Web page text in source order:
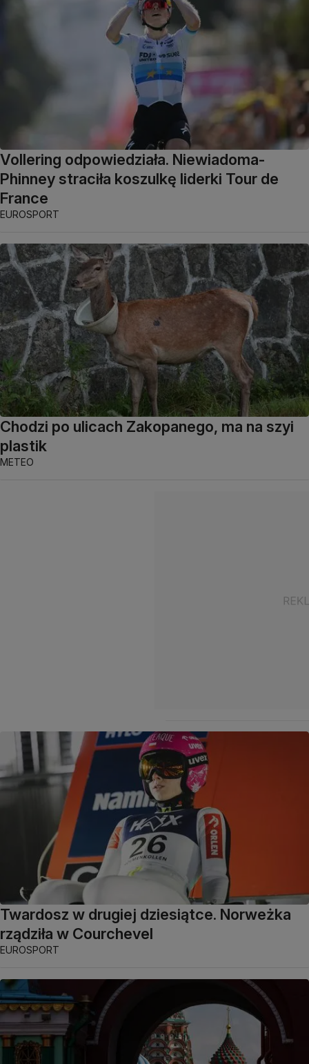
Vollering odpowiedziała. Niewiadoma-
Phinney straciła koszulkę liderki Tour de
France
EUROSPORT
Chodzi po ulicach Zakopanego, ma na szyi
plastik
METEO
Twardosz w drugiej dziesiątce. Norweżka
rządziła w Courchevel
EUROSPORT